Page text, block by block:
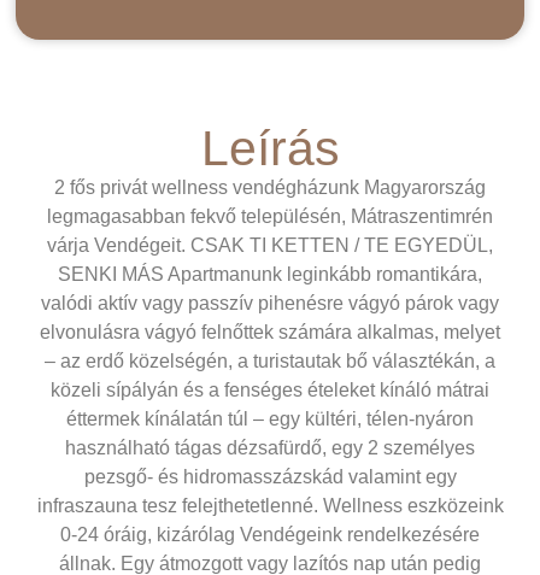
Leírás
2 fős privát wellness vendégházunk Magyarország
legmagasabban fekvő településén, Mátraszentimrén
várja Vendégeit. CSAK TI KETTEN / TE EGYEDÜL,
SENKI MÁS Apartmanunk leginkább romantikára,
valódi aktív vagy passzív pihenésre vágyó párok vagy
elvonulásra vágyó felnőttek számára alkalmas, melyet
– az erdő közelségén, a turistautak bő választékán, a
közeli sípályán és a fenséges ételeket kínáló mátrai
éttermek kínálatán túl – egy kültéri, télen-nyáron
használható tágas dézsafürdő, egy 2 személyes
pezsgő- és hidromasszázskád valamint egy
infraszauna tesz felejthetetlenné. Wellness eszközeink
0-24 óráig, kizárólag Vendégeink rendelkezésére
állnak. Egy átmozgott vagy lazítós nap után pedig